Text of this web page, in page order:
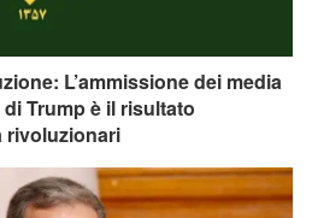
L’ammissione dei media
Trump è il risultato
rivoluzionari